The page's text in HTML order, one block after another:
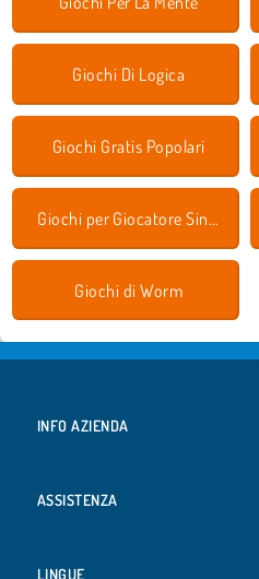
Giochi Di Logica
Giochi Gratis Popolari
Giochi per Giocatore Singolo
Giochi di Worm
INFO AZIENDA
ASSISTENZA
LINGUE